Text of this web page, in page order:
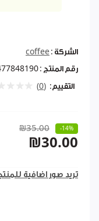
الشركة : coffee
رقم المنتج :
التقييم: (0)
₪35.00 -14%
₪30.00
تريد صور اضافية